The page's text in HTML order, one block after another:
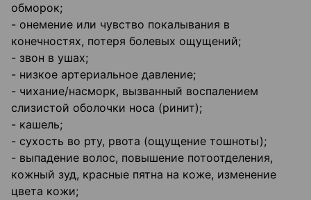
обморок;
- онемение или чувство покалывания в
конечностях, потеря болевых ощущений;
- звон в ушах;
- низкое артериальное давление;
- чихание/насморк, вызванный воспалением
слизистой оболочки носа (ринит);
- кашель;
- сухость во рту, рвота (ощущение тошноты);
- выпадение волос, повышение потоотделения,
кожный зуд, красные пятна на коже, изменение
цвета кожи;